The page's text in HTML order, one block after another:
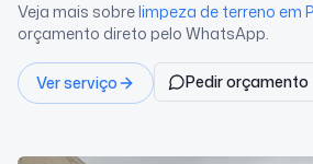
Veja mais sobrelimpeza de terreno em
orçamento direto pelo WhatsApp.
Ver serviço Pedir orçamento